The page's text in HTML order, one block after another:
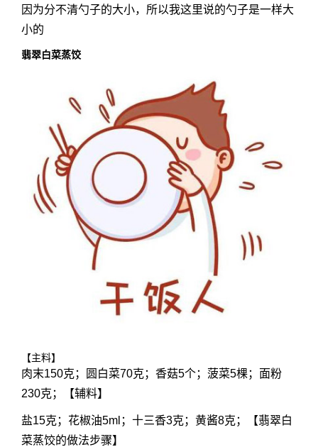
因为分不清勺子的大小，所以我这里说的勺子是一样大
小的
翡翠白菜蒸饺
【主料】
肉末150克；圆白菜70克；香菇5个；菠菜5棵；面粉
230克；【辅料】
盐15克；花椒油5ml；十三香3克；黄酱8克；【翡翠白
菜蒸饺的做法步骤】